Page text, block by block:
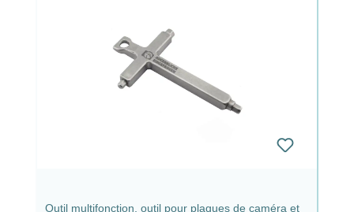
Outil multifonction, outil pour plaques de caméra et